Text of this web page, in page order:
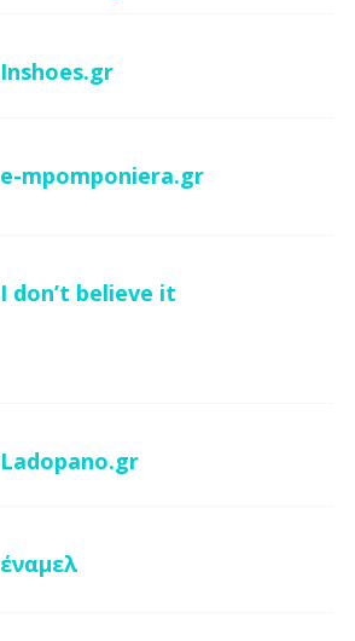
Inshoes.gr
e-mpomponiera.gr
I don’t believe it
Ladopano.gr
έναμελ